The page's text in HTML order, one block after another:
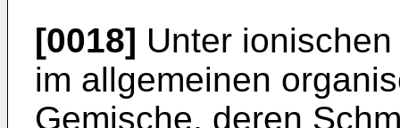
[0018] Unter
im allgemeinen
Gemische, deren